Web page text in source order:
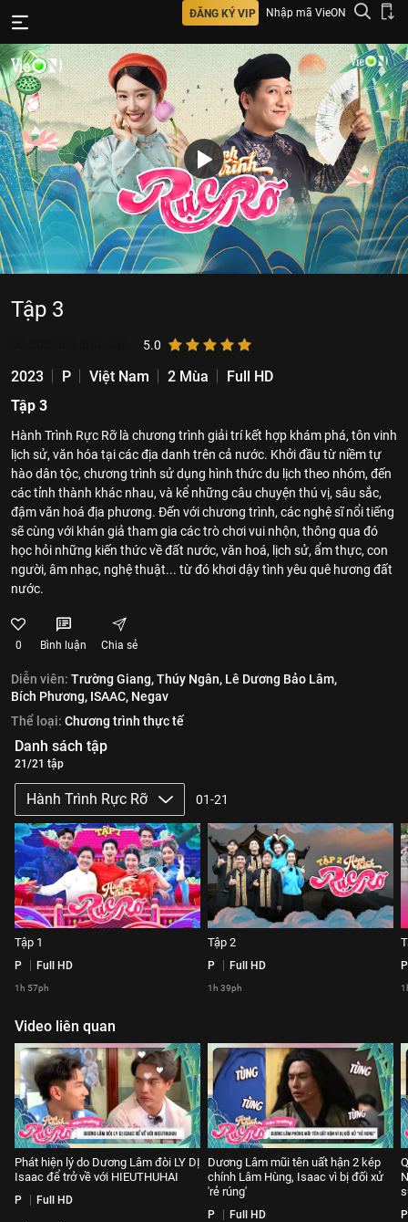
ĐĂNG KÝ VIP Nhập mã VieON
Tập 3
5.0
2023 P Việt Nam 2 Mùa
Full HD
Tập 3
Hành Trình Rực Rỡ là chương trình giải trí kết hợp khám phá, tôn vinh
lịch sử, văn hóa tại các địa danh trên cả nước. Khởi đầu từ niềm tự
hào dân tộc, chương trình sử dụng hình thức du lịch theo nhóm, đến
các tỉnh thành khác nhau, và kể những câu chuyện thú vị, sâu sắc,
đậm văn hoá địa phương. Đến với chương trình, các nghệ sĩ nổi tiếng
sẽ cùng với khán giả tham gia các trò chơi vui nhộn, thông qua đó
học hỏi những kiến thức về đất nước, văn hoá, lịch sử, ẩm thực, con
người, âm nhạc, nghệ thuật... từ đó khơi dậy tình yêu quê hương đất
nước.
0 Bình luận Chia sẻ
Diễn viên: Trường Giang,Thúy Ngân, Lê Dương Bảo Lâm,
Bích Phương, ISAAC, Negav
Thể loại: Chương trình thực tế
Danh sách tập
21/21 tập
Hành Trình Rực Rỡ 01-21
Tập 1
P Full HD
1h 57ph
Tập 2
P Full HD
1h 39ph
P
Video liên quan
Phát hiện lý do Dương Lâm đòi LY DỊ
Isaac để trở về với HIEUTHUHAI
P Full HD
Dương Lâm mũi tên uất hận 2 kép
chính Lâm Hùng, Isaac vì bị đối xử
'rẻ rúng'
P Full HD P